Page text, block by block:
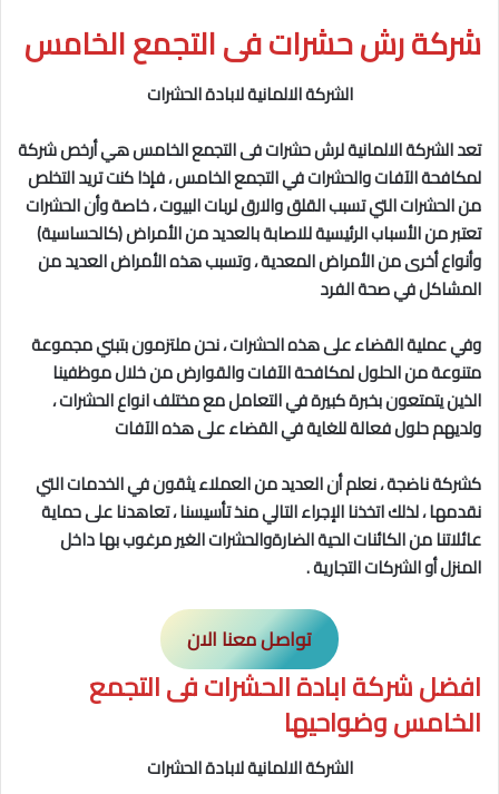
شركة رش حشرات فى التجمع الخامس
الشركة الالمانية لابادة الحشرات
تعد الشركة الالمانية لرش حشرات فى التجمع الخامسهي أرخص شركة
لمكافحة الآفات والحشرات في التجمع الخامس، فإذا كنت تريد التخلص
من الحشرات التي تسبب القلق والارق لربات البيوت ، خاصة وأن الحشرات
تعتبر من الأسباب الرئيسية للاصابة بالعديد من الأمراض (كالحساسية)
وأنواع أخرى من الأمراض المعدية ، وتسبب هذه الأمراض العديد من
المشاكل في صحة الفرد
وفي عملية القضاء على هذه الحشرات ، نحن ملتزمون بتبني مجموعة
متنوعة من الحلول لمكافحة الآفات والقوارض من خلال موظفينا
الذين يتمتعون بخبرة كبيرة في التعامل مع مختلف انواع الحشرات ،
ولديهم حلول فعالة للغاية في القضاء على هذه الآفات
كشركة ناضجة ، نعلم أن العديد من العملاء يثقون في الخدمات التي
نقدمها ، لذلك اتخذنا الإجراء التالي منذ تأسيسنا ، تعاهدنا على حماية
عائلاتنا من الكائنات الحية الضارةوالحشرات الغير مرغوب بها داخل
المنزل أو الشركات التجارية .
تواصل معنا الان
افضل شركة ابادة الحشرات فى التجمع
الخامس وضواحيها
الشركة الالمانية لابادة الحشرات